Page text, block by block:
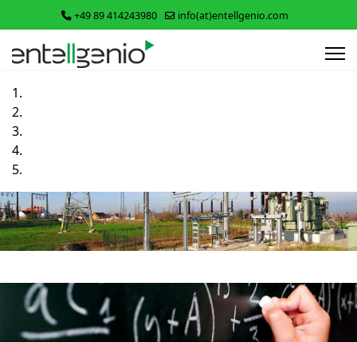
+49 89 414243980 info(at)entellgenio.com